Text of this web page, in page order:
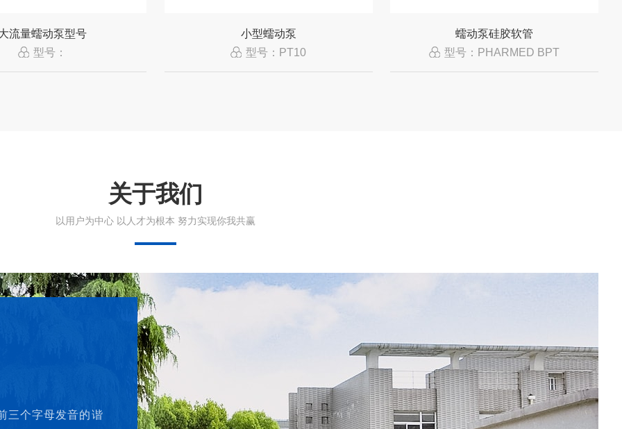
流量蠕动泵型号
型号：
小型蠕动泵
型号：PT10
蠕动泵硅胶软管
型号：PHARMED BPT
关于我们
以用户为中心 以人才为根本 努力实现你我共赢
三个字母发音的谐